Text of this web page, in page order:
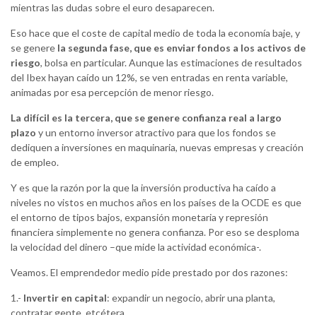
mientras las dudas sobre el euro desaparecen.
Eso hace que el coste de capital medio de toda la economía baje, y
se genere la segunda fase, que es enviar fondos a los activos de
riesgo, bolsa en particular. Aunque las estimaciones de resultados
del Ibex hayan caído un 12%, se ven entradas en renta variable,
animadas por esa percepción de menor riesgo.
La difícil es la tercera, que se genere confianza real a largo
plazo y un entorno inversor atractivo para que los fondos se
dediquen a inversiones en maquinaria, nuevas empresas y creación
de empleo.
Y es que la razón por la que la inversión productiva ha caído a
niveles no vistos en muchos años en los países de la OCDE es que
el entorno de tipos bajos, expansión monetaria y represión
financiera simplemente no genera confianza. Por eso se desploma
la velocidad del dinero –que mide la actividad económica-.
Veamos. El emprendedor medio pide prestado por dos razones:
1.- Invertir en capital: expandir un negocio, abrir una planta,